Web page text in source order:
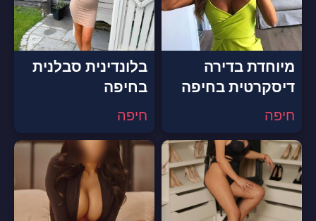
מיוחדת בדירה
דיסקרטית בחיפה
חיפה
בלונדינית סבלנית
בחיפה
חיפה